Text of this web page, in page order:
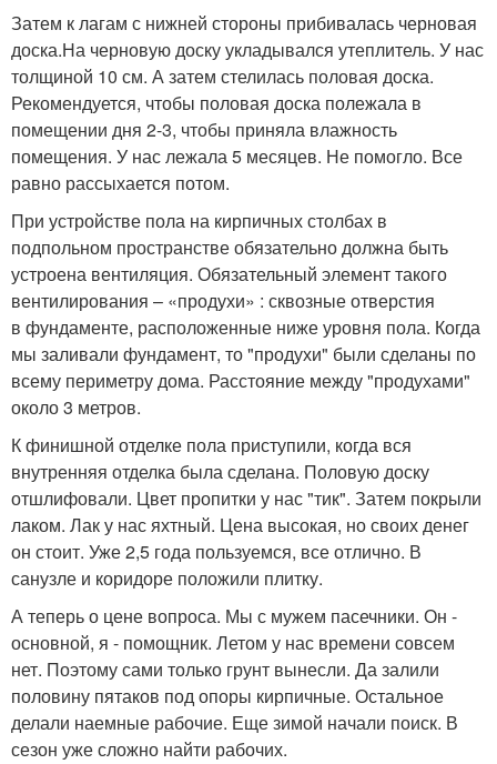
Затем к лагам с нижней стороны прибивалась черновая
доска.На черновую доску укладывался утеплитель. У нас
толщиной 10 см. А затем стелилась половая доска.
Рекомендуется, чтобы половая доска полежала в
помещении дня 2-3, чтобы приняла влажность
помещения. У нас лежала 5 месяцев. Не помогло. Все
равно рассыхается потом.
При устройстве пола на кирпичных столбах в
подпольном пространстве обязательно должна быть
устроена вентиляция. Обязательный элемент такого
вентилирования – «продухи» : сквозные отверстия
в фундаменте, расположенные ниже уровня пола. Когда
мы заливали фундамент, то "продухи" были сделаны по
всему периметру дома. Расстояние между "продухами"
около 3 метров.
К финишной отделке пола приступили, когда вся
внутренняя отделка была сделана. Половую доску
отшлифовали. Цвет пропитки у нас "тик". Затем покрыли
лаком. Лак у нас яхтный. Цена высокая, но своих денег
он стоит. Уже 2,5 года пользуемся, все отлично. В
санузле и коридоре положили плитку.
А теперь о цене вопроса. Мы с мужем пасечники. Он -
основной, я - помощник. Летом у нас времени совсем
нет. Поэтому сами только грунт вынесли. Да залили
половину пятаков под опоры кирпичные. Остальное
делали наемные рабочие. Еще зимой начали поиск. В
сезон уже сложно найти рабочих.